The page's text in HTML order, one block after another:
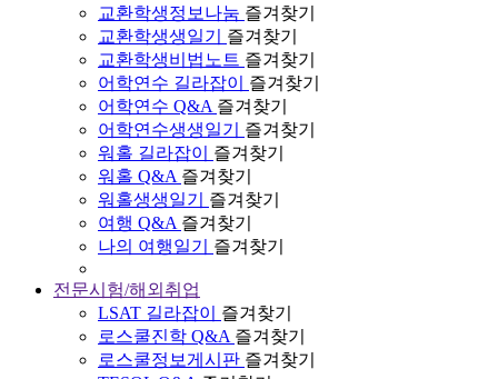
교환학생정보나눔 즐겨찾기
교환학생생일기
즐겨찾기
교환학생비법노트 즐겨찾기
어학연수 길라잡이
즐겨찾기
어학연수 Q&A 즐겨찾기
어학연수생생일기
즐겨찾기
워홀 길라잡이
즐겨찾기
워홀 Q&A 즐겨찾기
워홀생생일기
즐겨찾기
여행 Q&A 즐겨찾기
나의 여행일기
즐겨찾기
전문시험/해외취업
LSAT 길라잡이
즐겨찾기
로스쿨진학 Q&A 즐겨찾기
로스쿨정보게시판 즐겨찾기